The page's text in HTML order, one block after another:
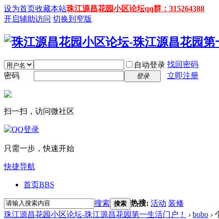
设为首页收藏本站珠江源昌花园小区论坛qq群：315264388
开启辅助访问 切换到窄版
自动登录 找回密码
密码
登录 立即注册
扫一扫，访问微社区
只需一步，快速开始
快捷导航
首页BBS
搜索 搜索 热搜: 活动 装修
珠江源昌花园小区论坛-珠江源昌花园第一生活门户！
› bobo ›